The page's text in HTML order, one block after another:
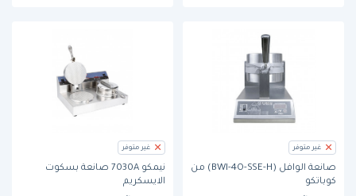
غير متوفر
صانعة الوافل (BWI-4O-SSE-H) من
كوباتكو
غير متوفر
نيمكو 7030A صانعة بسكوت
الايسكريم